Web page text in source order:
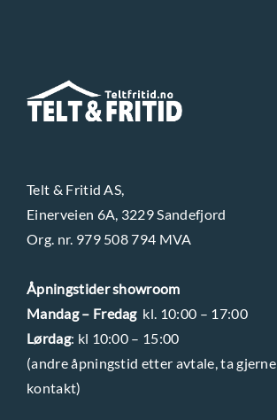
Telt & Fritid AS,
Einerveien 6A, 3229 Sandefjord
Org. nr. 979 508 794 MVA
Åpningstider showroom
Mandag – Fredagkl. 10:00 – 17:00
Lørdag: kl 10:00 – 15:00
(andre åpningstid etter avtale, ta gjerne
kontakt)